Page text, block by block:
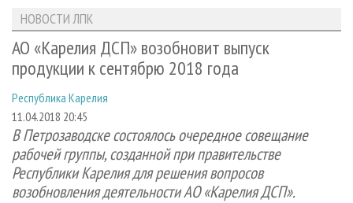
ЛЕСОЗАГОТОВКА
ЛЕСОПИЛЕНИЕ
СУШКА ДРЕВЕСИНЫ
ПРОИЗВОДСТВО ДРЕВЕСНЫХ ПЛИТ
ДЕРЕВЯННОЕ ДОМОСТРОЕНИЕ
ПРОИЗВОДСТВО МЕБЕЛИ
НОВОСТИ ЛПК
НОВОСТИ ЖУРНАЛА
ПРОЕКТЫ ЛПИ
АНАЛИТИКА
ПРЕДПРИЯТИЯ ЛПК
ПЕРСОНЫ
МОБИЛЬНЫЕ ВЫСТАВКИ
ОФИЦИАЛЬНЫЕ ДЕЛЕГАЦИИ
ПРИОРИТЕТНЫЕ ИНВЕСТПРОЕКТЫ
АРХИВ
АРХИВ ЖУРНАЛОВ
СТАТЬИ
О ЖУРНАЛЕ
ПОДПИСКА
КОНТАКТЫ
РЕКЛАМОДАТЕЛЯМ
РЕКЛАМА
РЕКЛАМА НА САЙТЕ
НОВОСТИ ЛПК
АО «Карелия ДСП» возобновит выпуск
продукции к сентябрю 2018 года
Республика Карелия
11.04.2018 20:45
В Петрозаводске состоялось очередное совещание
рабочей группы, созданной при правительстве
Республики Карелия для решения вопросов
возобновления деятельности АО «Карелия ДСП».